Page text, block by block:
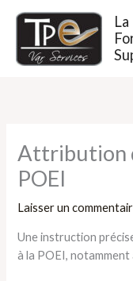
contenu
Attribution
POEI
Laisser un
Une instruction
à la POEI, notamment